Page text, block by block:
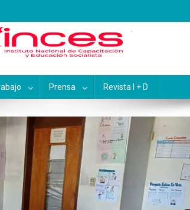
Educación
Prensa Revista I + D